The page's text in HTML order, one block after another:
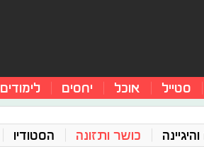
סטייל אוכל יחסים לימודים
כושר ותזונה הסטודיו